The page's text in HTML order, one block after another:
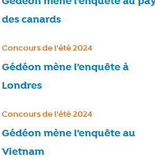
des canards
Gédéon mène l’enquête à
Londres
Catégorie :
Concours de l'été 2024
Gédéon mène l’enquête au
Vietnam
Catégorie :
Concours de l'été 2024